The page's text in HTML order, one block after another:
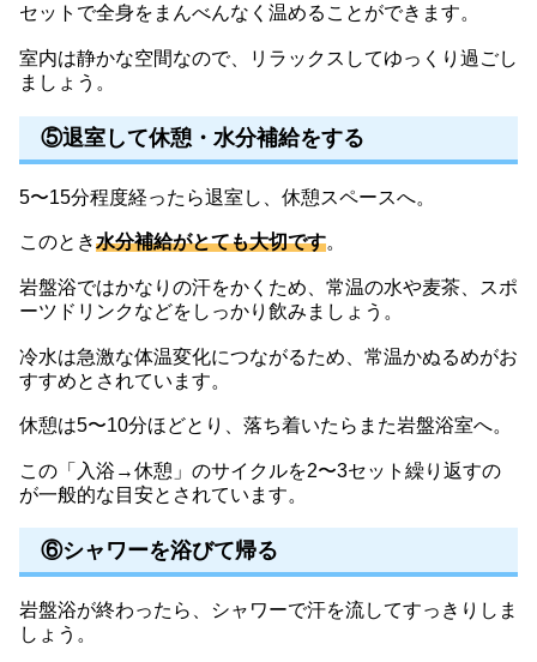
セットで全身をまんべんなく温めることができます。
室内は静かな空間なので、リラックスしてゆっくり過ごし
ましょう。
⑤退室して休憩・水分補給をする
5〜15分程度経ったら退室し、休憩スペースへ。
このとき水分補給がとても大切です。
岩盤浴ではかなりの汗をかくため、常温の水や麦茶、スポ
ーツドリンクなどをしっかり飲みましょう。
冷水は急激な体温変化につながるため、常温かぬるめがお
すすめとされています。
休憩は5〜10分ほどとり、落ち着いたらまた岩盤浴室へ。
この「入浴→休憩」のサイクルを2〜3セット繰り返すの
が一般的な目安とされています。
⑥シャワーを浴びて帰る
岩盤浴が終わったら、シャワーで汗を流してすっきりしま
しょう。